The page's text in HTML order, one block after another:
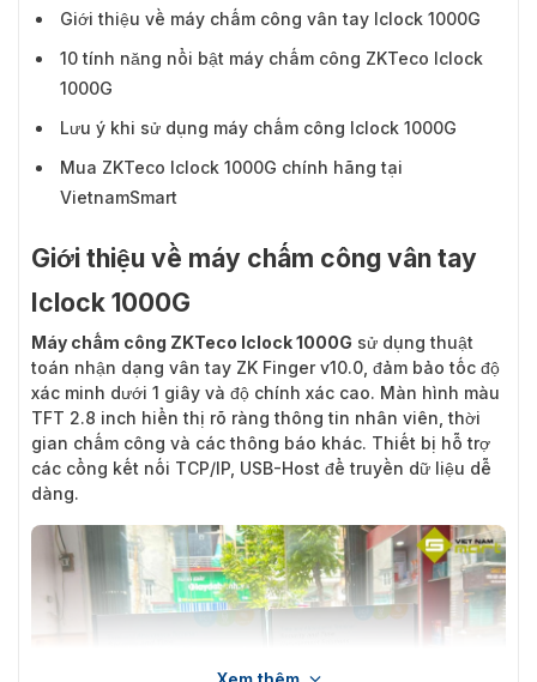
Giới thiệu về máy chấm công vân tay Iclock 1000G
10 tính năng nổi bật máy chấm công ZKTeco Iclock
1000G
Lưu ý khi sử dụng máy chấm công Iclock 1000G
Mua ZKTeco Iclock 1000G chính hãng tại
VietnamSmart
Giới thiệu về máy chấm công vân tay
Iclock 1000G
Máy chấm công ZKTeco Iclock 1000G sử dụng thuật
toán nhận dạng vân tay ZK Finger v10.0, đảm bảo tốc độ
xác minh dưới 1 giây và độ chính xác cao. Màn hình màu
TFT 2.8 inch hiển thị rõ ràng thông tin nhân viên, thời
gian chấm công và các thông báo khác. Thiết bị hỗ trợ
các cổng kết nối TCP/IP, USB-Host để truyền dữ liệu dễ
dàng.